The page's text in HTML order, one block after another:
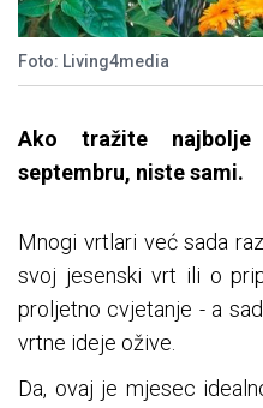
Foto: Living4media
Ako tražite
septembru, niste sami.
Mnogi vrtlari već sada
svoj jesenski vrt ili o
proljetno cvjetanje - a
vrtne ideje ožive.
Da, ovaj je mjesec